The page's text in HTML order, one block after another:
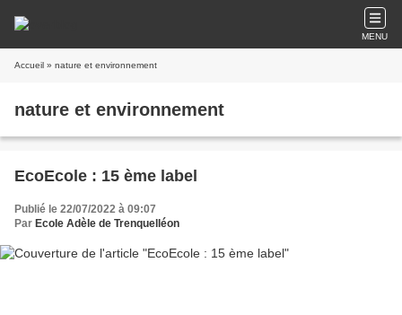
MENU
Accueil » nature et environnement
nature et environnement
EcoEcole : 15 ème label
Publié le 22/07/2022 à 09:07
Par Ecole Adèle de Trenquelléon